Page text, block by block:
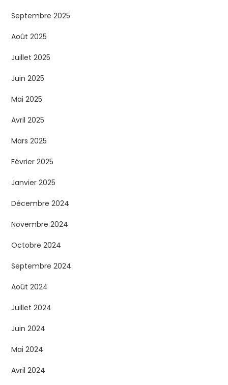
Septembre 2025
Août 2025
Juillet 2025
Juin 2025
Mai 2025
Avril 2025
Mars 2025
Février 2025
Janvier 2025
Décembre 2024
Novembre 2024
Octobre 2024
Septembre 2024
Août 2024
Juillet 2024
Juin 2024
Mai 2024
Avril 2024